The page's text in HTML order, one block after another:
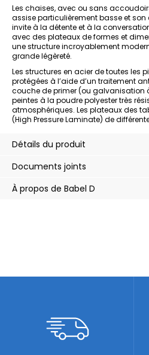
Les chaises, avec ou sans
assise particulièrement basse et son
invite à la détente et à la
avec des plateaux de formes et
une structure incroyablement
grande légèreté.
Les structures en acier de toutes les
protégées à l’aide d’un traitement
couche de primer (ou galvanisation
peintes à la poudre polyester très
atmosphériques. Les plateaux des
(High Pressure Laminate) de
Détails du produit
Documents joints
À propos de Babel D